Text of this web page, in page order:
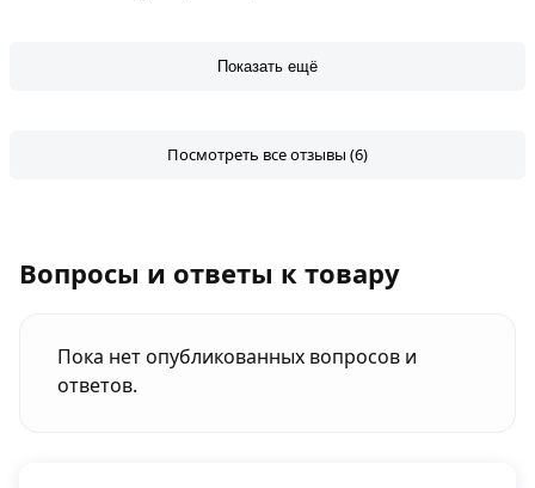
Показать ещё
Посмотреть все отзывы (6)
Вопросы и ответы к товару
Пока нет опубликованных вопросов и
ответов.